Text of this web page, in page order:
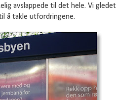
avslappede til det hele. Vi
å takle utfordringene.